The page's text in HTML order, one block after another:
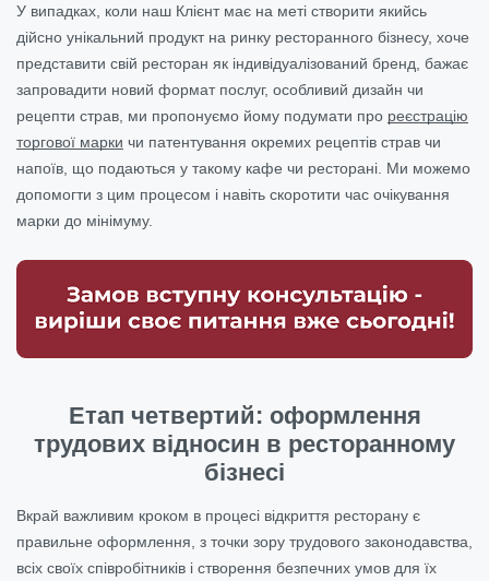
У випадках, коли наш Клієнт має на меті створити якийсь
дійсно унікальний продукт на ринку ресторанного бізнесу, хоче
представити свій ресторан як індивідуалізований бренд, бажає
запровадити новий формат послуг, особливий дизайн чи
рецепти страв, ми пропонуємо йому подумати про реєстрацію
торгової марки чи патентування окремих рецептів страв чи
напоїв, що подаються у такому кафе чи ресторані. Ми можемо
допомогти з цим процесом і навіть скоротити час очікування
марки до мінімуму.
Етап четвертий: оформлення
трудових відносин в ресторанному
бізнесі
Вкрай важливим кроком в процесі відкриття ресторану є
правильне оформлення, з точки зору трудового законодавства,
всіх своїх співробітників і створення безпечних умов для їх